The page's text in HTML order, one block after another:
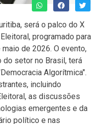
será o palco do X
programado para
de 2026. O evento,
setor no Brasil, terá
Algorítmica".
incluindo
as discussões
emergentes e da
político e nas